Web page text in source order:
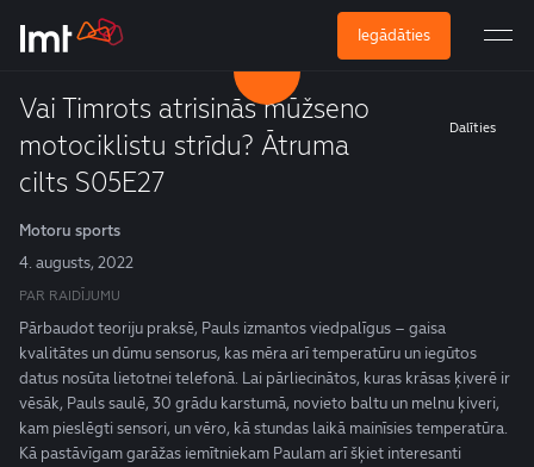
Iegādāties
Vai Timrots atrisinās mūžseno
motociklistu strīdu? Ātruma
cilts S05E27
Dalīties
Motoru sports
4. augusts, 2022
PAR RAIDĪJUMU
Pārbaudot teoriju praksē, Pauls izmantos viedpalīgus – gaisa
kvalitātes un dūmu sensorus, kas mēra arī temperatūru un iegūtos
datus nosūta lietotnei telefonā. Lai pārliecinātos, kuras krāsas ķiverē ir
vēsāk, Pauls saulē, 30 grādu karstumā, novieto baltu un melnu ķiveri,
kam pieslēgti sensori, un vēro, kā stundas laikā mainīsies temperatūra.
Kā pastāvīgam garāžas iemītniekam Paulam arī šķiet interesanti